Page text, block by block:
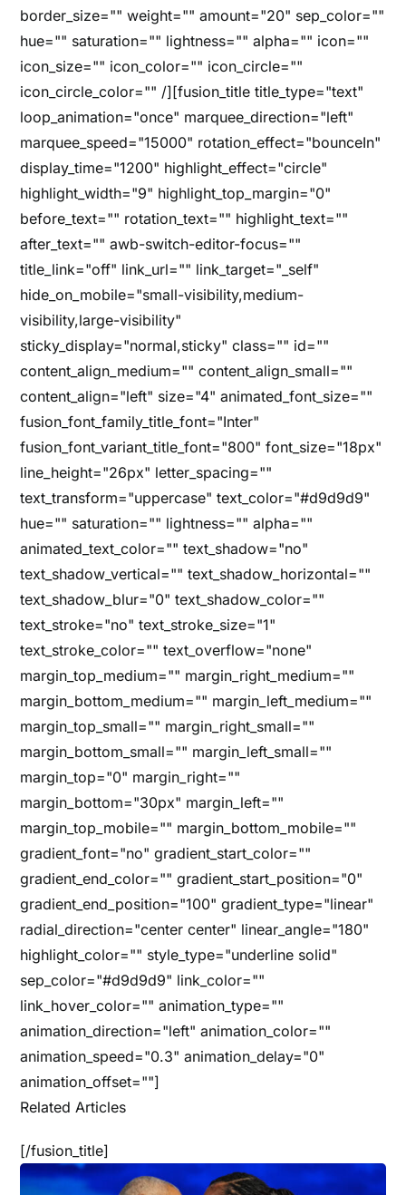
border_size="" weight="" amount="20" sep_color=""
hue="" saturation="" lightness="" alpha="" icon=""
icon_size="" icon_color="" icon_circle=""
icon_circle_color="" /][fusion_title title_type="text"
loop_animation="once" marquee_direction="left"
marquee_speed="15000" rotation_effect="bounceIn"
display_time="1200" highlight_effect="circle"
highlight_width="9" highlight_top_margin="0"
before_text="" rotation_text="" highlight_text=""
after_text="" awb-switch-editor-focus=""
title_link="off" link_url="" link_target="_self"
hide_on_mobile="small-visibility,medium-
visibility,large-visibility"
sticky_display="normal,sticky" class="" id=""
content_align_medium="" content_align_small=""
content_align="left" size="4" animated_font_size=""
fusion_font_family_title_font="Inter"
fusion_font_variant_title_font="800" font_size="18px"
line_height="26px" letter_spacing=""
text_transform="uppercase" text_color="#d9d9d9"
hue="" saturation="" lightness="" alpha=""
animated_text_color="" text_shadow="no"
text_shadow_vertical="" text_shadow_horizontal=""
text_shadow_blur="0" text_shadow_color=""
text_stroke="no" text_stroke_size="1"
text_stroke_color="" text_overflow="none"
margin_top_medium="" margin_right_medium=""
margin_bottom_medium="" margin_left_medium=""
margin_top_small="" margin_right_small=""
margin_bottom_small="" margin_left_small=""
margin_top="0" margin_right=""
margin_bottom="30px" margin_left=""
margin_top_mobile="" margin_bottom_mobile=""
gradient_font="no" gradient_start_color=""
gradient_end_color="" gradient_start_position="0"
gradient_end_position="100" gradient_type="linear"
radial_direction="center center" linear_angle="180"
highlight_color="" style_type="underline solid"
sep_color="#d9d9d9" link_color=""
link_hover_color="" animation_type=""
animation_direction="left" animation_color=""
animation_speed="0.3" animation_delay="0"
animation_offset=""]
Related Articles
[/fusion_title]